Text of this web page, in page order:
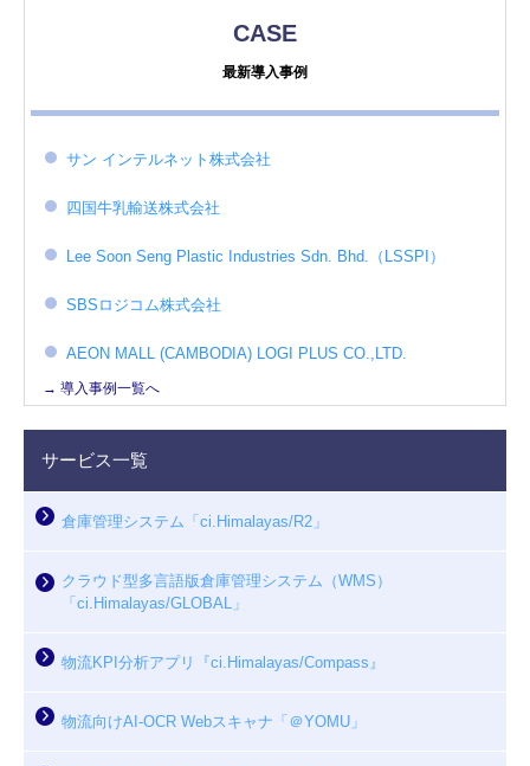
CASE
最新導入事例
サン インテルネット株式会社
四国牛乳輸送株式会社
Lee Soon Seng Plastic Industries Sdn. Bhd.（LSSPI）
SBSロジコム株式会社
AEON MALL (CAMBODIA) LOGI PLUS CO.,LTD.
→ 導入事例一覧へ
サービス一覧
倉庫管理システム「ci.Himalayas/R2」
クラウド型多言語版倉庫管理システム（WMS）
「ci.Himalayas/GLOBAL」
物流KPI分析アプリ『ci.Himalayas/Compass』
物流向けAI-OCR Webスキャナ「＠YOMU」